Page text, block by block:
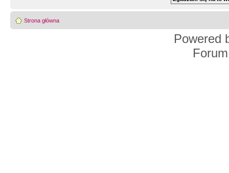
Strona główna
Powered